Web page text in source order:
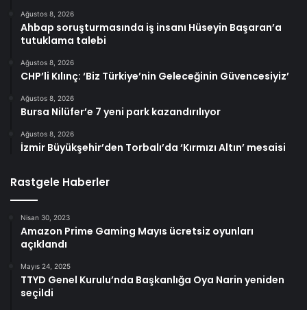
Ağustos 8, 2026
Ahbap soruşturmasında iş insanı Hüseyin Başaran’a
tutuklama talebi
Ağustos 8, 2026
CHP’li Kılınç: ‘Biz Türkiye’nin Geleceğinin Güvencesiyiz’
Ağustos 8, 2026
Bursa Nilüfer’e 7 yeni park kazandırılıyor
Ağustos 8, 2026
İzmir Büyükşehir’den Torbalı’da ‘Kırmızı Altın’ mesaisi
Rastgele Haberler
Nisan 30, 2023
Amazon Prime Gaming Mayıs ücretsiz oyunları
açıklandı
Mayıs 24, 2025
TTYD Genel Kurulu’nda Başkanlığa Oya Narin yeniden
seçildi